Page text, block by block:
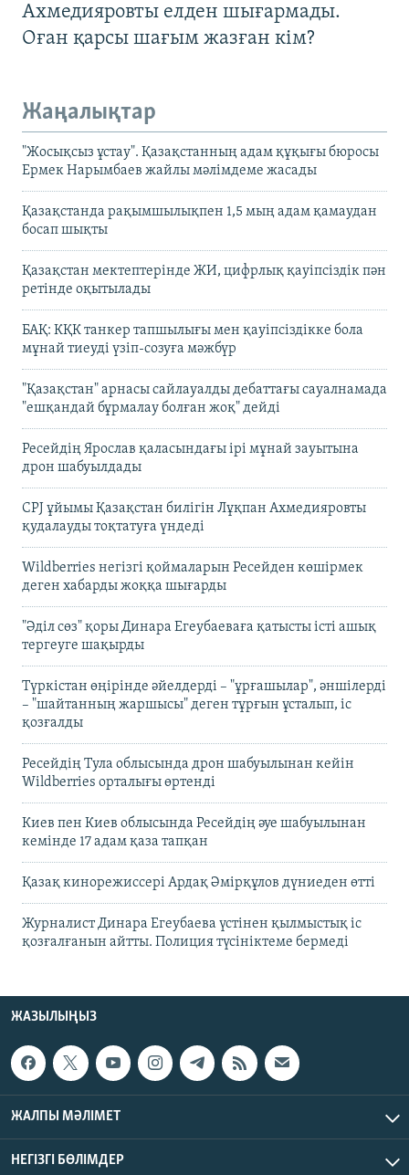
Ахмедияровты елден шығармады.
Оған қарсы шағым жазған кім?
Жаңалықтар
"Жосықсыз ұстау". Қазақстанның адам құқығы бюросы
Ермек Нарымбаев жайлы мәлімдеме жасады
Қазақстанда рақымшылықпен 1,5 мың адам қамаудан
босап шықты
Қазақстан мектептерінде ЖИ, цифрлық қауіпсіздік пән
ретінде оқытылады
БАҚ: КҚК танкер тапшылығы мен қауіпсіздікке бола
мұнай тиеуді үзіп-созуға мәжбүр
"Қазақстан" арнасы сайлауалды дебаттағы сауалнамада
"ешқандай бұрмалау болған жоқ" дейді
Ресейдің Ярослав қаласындағы ірі мұнай зауытына
дрон шабуылдады
CPJ ұйымы Қазақстан билігін Лұқпан Ахмедияровты
қудалауды тоқтатуға үндеді
Wildberries негізгі қоймаларын Ресейден көшірмек
деген хабарды жоққа шығарды
"Әділ сөз" қоры Динара Егеубаеваға қатысты істі ашық
тергеуге шақырды
Түркістан өңірінде әйелдерді – "ұрғашылар", әншілерді
– "шайтанның жаршысы" деген тұрғын ұсталып, іс
қозғалды
Ресейдің Тула облысында дрон шабуылынан кейін
Wildberries орталығы өртенді
Киев пен Киев облысында Ресейдің әуе шабуылынан
кемінде 17 адам қаза тапқан
Қазақ кинорежиссері Ардақ Әмірқұлов дүниеден өтті
Журналист Динара Егеубаева үстінен қылмыстық іс
қозғалғанын айтты. Полиция түсініктеме бермеді
ЖАЗЫЛЫҢЫЗ
ЖАЛПЫ МӘЛІМЕТ
НЕГІЗГІ БӨЛІМДЕР